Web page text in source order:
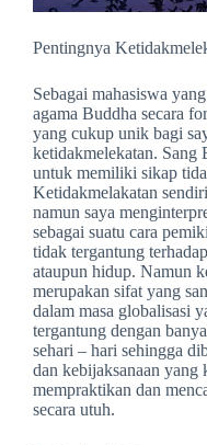
Pentingnya
Sebagai mahasiswa
agama Buddha secara
yang cukup unik bagi
ketidakmelekatan. Sang
untuk memiliki sikap
Ketidakmelakatan
namun saya
sebagai suatu cara
tidak tergantung
ataupun hidup. Namun
merupakan sifat yang
dalam masa globalisasi
tergantung dengan
sehari – hari sehingga
dan kebijaksanaan yang
mempraktikan dan
secara utuh.